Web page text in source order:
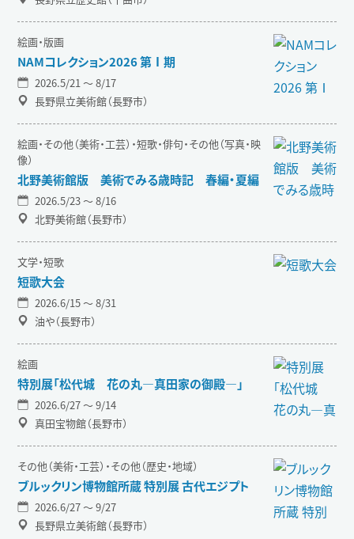
絵画・版画
NAMコレクション2026 第Ⅰ期
2026.5/21 〜 8/17
長野県立美術館（長野市）
絵画・その他（美術・工芸）・短歌・俳句・その他（写真・映
像）
北野美術館版 美術でみる歳時記 春編・夏編
2026.5/23 〜 8/16
北野美術館（長野市）
文学・短歌
短歌大会
2026.6/15 〜 8/31
油や（長野市）
絵画
特別展「松代城 花の丸―真田家の御殿―」
2026.6/27 〜 9/14
真田宝物館（長野市）
その他（美術・工芸）・その他（歴史・地域）
ブルックリン博物館所蔵 特別展 古代エジプト
2026.6/27 〜 9/27
長野県立美術館（長野市）